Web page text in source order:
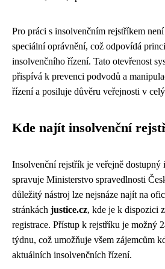
Pro práci s insolvenčním rejstříkem
speciální oprávnění, což odpovídá
insolvenčního řízení. Tato otevřenost
přispívá k prevenci podvodů a
řízení a posiluje důvěru veřejnosti v
Kde najít insolvenční
Insolvenční rejstřík je veřejně dostupný
spravuje Ministerstvo spravedlnosti
důležitý nástroj lze nejsnáze najít na
stránkách justice.cz, kde je k dispozici
registrace. Přístup k rejstříku je možný
týdnu, což umožňuje všem zájemcům
aktuálních insolvenčních řízení.